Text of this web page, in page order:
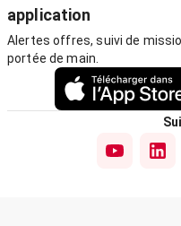
application
Alertes offres, suivi de
portée de main.